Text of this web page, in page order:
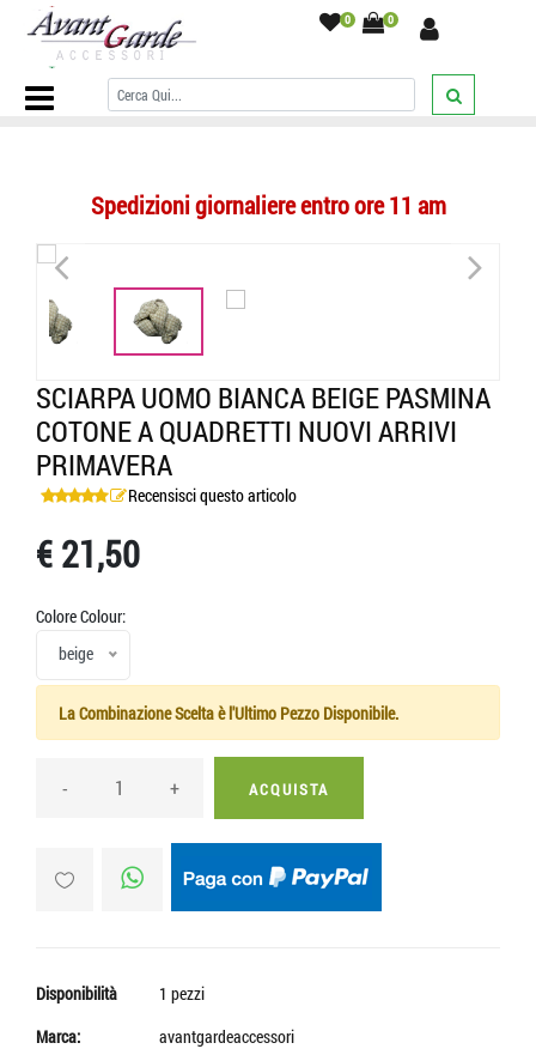
0 0
Home Page/SCIARPE/Sciarpe a quadri/Sciarpa uomo bianca
beige pasmina cotone a quadretti nuovi arrivi primavera
Spedizioni giornaliere entro ore 11 am
< >
SCIARPA UOMO BIANCA BEIGE PASMINA
COTONE A QUADRETTI NUOVI ARRIVI
PRIMAVERA
Recensisci questo articolo
€ 21,50
Colore Colour:
beige
La Combinazione Scelta è l'Ultimo Pezzo Disponibile.
- + ACQUISTA
Disponibilità
1 pezzi
Marca:
avantgardeaccessori